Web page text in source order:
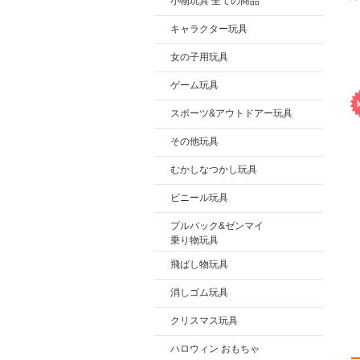
キャラクター玩具
女の子用玩具
ゲーム玩具
スポーツ&アウトドアー玩具
その他玩具
むかしなつかし玩具
ビニール玩具
プルバック&ゼンマイ
乗り物玩具
飛ばし物玩具
消しゴム玩具
クリスマス玩具
ハロウィン おもちゃ